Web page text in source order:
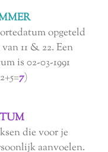
opgeteld
11 & 22. Een
is 02-03-1991
7)
die voor je
aanvoelen.